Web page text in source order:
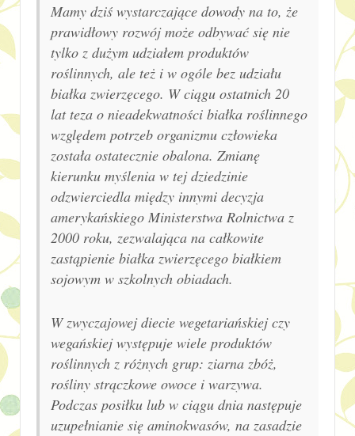
Mamy dziś wystarczające dowody na to, że
prawidłowy rozwój może odbywać się nie
tylko z dużym udziałem produktów
roślinnych, ale też i w ogóle bez udziału
białka zwierzęcego. W ciągu ostatnich 20
lat teza o nieadekwatności białka roślinnego
względem potrzeb organizmu człowieka
została ostatecznie obalona. Zmianę
kierunku myślenia w tej dziedzinie
odzwierciedla między innymi decyzja
amerykańskiego Ministerstwa Rolnictwa z
2000 roku, zezwalająca na całkowite
zastąpienie białka zwierzęcego białkiem
sojowym w szkolnych obiadach.
W zwyczajowej diecie wegetariańskiej czy
wegańskiej występuje wiele produktów
roślinnych z różnych grup: ziarna zbóż,
rośliny strączkowe owoce i warzywa.
Podczas posiłku lub w ciągu dnia następuje
uzupełnianie się aminokwasów, na zasadzie